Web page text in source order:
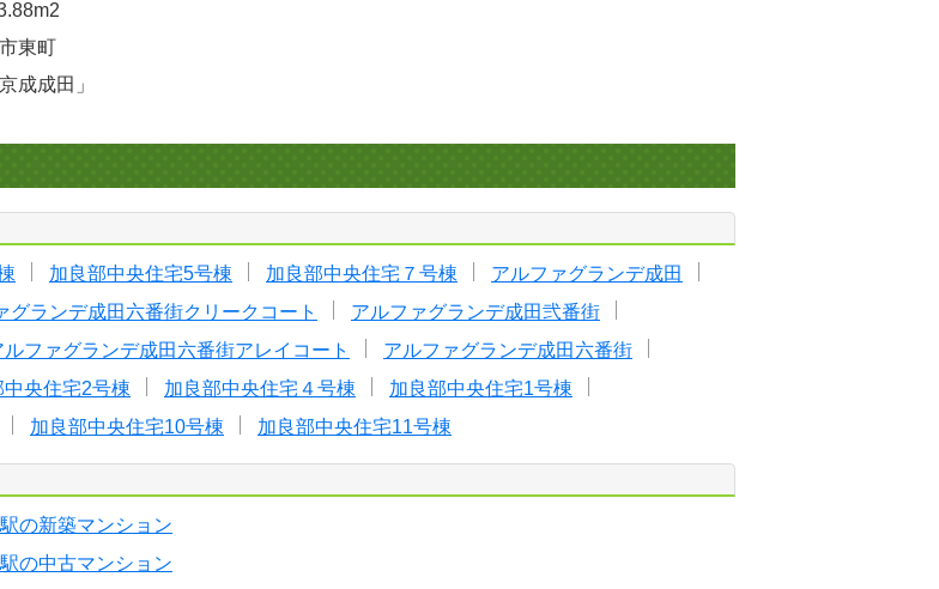
2
東町
成成田」
加良部中央住宅5号棟 加良部中央住宅７号棟
アルファグランデ成田
グランデ成田六番街クリークコート
アルファグランデ成田弐番街
ルファグランデ成田六番街アレイコート
アルファグランデ成田六番街
中央住宅2号棟 加良部中央住宅４号棟
加良部中央住宅1号棟
加良部中央住宅10号棟 加良部中央住宅11号棟
の新築マンション
の中古マンション